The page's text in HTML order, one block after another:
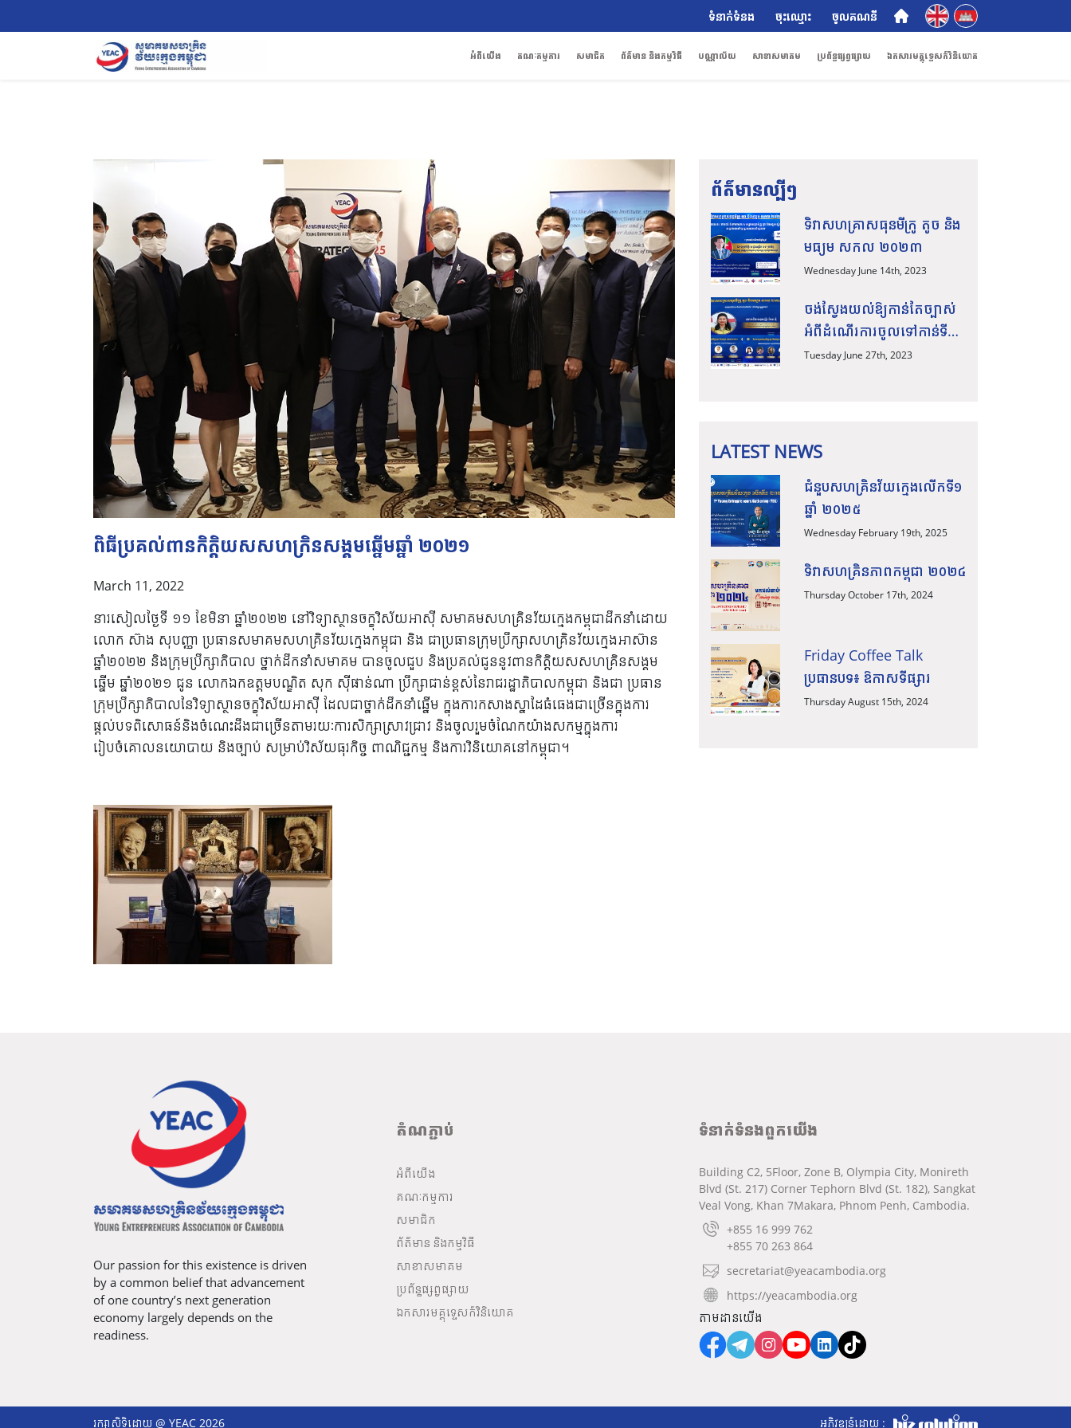
ទំនាក់ទំនង ចុះឈ្មោះ ចូលគណនី Englishភាសាខ្មែរ
អំពីយើង គណៈកម្មការ សមាជិក ព័ត៌មាន និងកម្មវិធី បណ្ណាល័យ សាខាសមាគម ប្រព័ន្ធផ្សព្វផ្សាយ ឯកសារមគ្គុទ្ទេសក៍វិនិយោគ
ពិធីប្រគល់ពានកិត្តិយសសហក្រិនសង្គមឆ្នើមឆ្នាំ​ ២០២១
March 11, 2022
នារសៀលថ្ងៃទី ១១ ខែមិនា ឆ្នាំ២០២២ នៅវិទ្យាស្ថានចក្ខុវិស័យអាស៊ី សមាគមសហគ្រិនវ័យក្មេងកម្ពុជាដឹកនាំដោយ
លោក ស៊ាង សុបញ្ញា ប្រធានសមាគមសហគ្រិនវ័យក្មេងកម្ពុជា និង ជាប្រធានក្រុមប្រឹក្សាសហគ្រិនវ័យក្មេងអាស៊ាន
ឆ្នាំ២០២២ និងក្រុមប្រឹក្សាភិបាល ថ្នាក់ដឹកនាំសមាគម បានចូលជួប និងប្រគល់ជូននូវពានកិត្តិយសសហគ្រិនសង្គម
ឆ្នើម ឆ្នាំ២០២១ ជូន លោកឯកឧត្តមបណ្ឌិត សុក ស៊ីផាន់ណា ប្រឹក្សាជាន់ខ្ពស់នៃរាជរដ្ឋាភិបាលកម្ពុជា និងជា ប្រធាន
ក្រុមប្រឹក្សាភិបាលនៃវិទ្យាស្ថានចក្ខុវិស័យអាស៊ី ដែលជាថ្នាក់ដឹកនាំឆ្នើម ក្នុងការកសាងស្នាដៃធំធេងជាច្រើនក្នុងការ
ផ្តល់បទពិសោធន៍និងចំណេះដឹងជាច្រើនតាមរយៈការសិក្សាស្រាវជ្រាវ និងចូលរួមចំណែកយ៉ាងសកម្មក្នុងការ
រៀបចំគោលនយោបាយ និងច្បាប់ សម្រាប់វិស័យធុរកិច្ច ពាណិជ្ជកម្ម និងការវិនិយោគនៅកម្ពុជា។
ព័ត៌មានល្បីៗ
ទិវាសហគ្រាសធុនមីក្រូ តូច និង
មធ្យម សកល ២០២៣
Wednesday June 14th, 2023
ចង់ស្វែងយល់ឱ្យកាន់តែច្បាស់
អំពីដំណើរការចូលទៅកាន់ទី
ផ្សារក្នុងស្រុក និងទីផ្សារ
Tuesday June 27th, 2023
LATEST NEWS
ជំនួបសហគ្រិនវ័យក្មេងលើកទី១
ឆ្នាំ ២០២៥
Wednesday February 19th, 2025
ទិវាសហគ្រិនភាពកម្ពុជា ២០២៤
Thursday October 17th, 2024
Friday Coffee Talk
ប្រធានបទ៖ ឱកាសទីផ្សារ
Thursday August 15th, 2024
Our passion for this existence is driven
by a common belief that advancement
of one country’s next generation
economy largely depends on the
readiness.
តំណភ្ជាប់
អំពីយើង
គណៈកម្មការ
សមាជិក
ព័ត៌មាន និងកម្មវិធី
សាខាសមាគម
ប្រព័ន្ធផ្សព្វផ្សាយ
ឯកសារមគ្គុទ្ទេសក៍វិនិយោគ
ទំនាក់ទំនងពួកយើង
Building C2, 5Floor, Zone B, Olympia City, Monireth
Blvd (St. 217) Corner Tephorn Blvd (St. 182), Sangkat
Veal Vong, Khan 7Makara, Phnom Penh, Cambodia.
+855 16 999 762
+855 70 263 864
secretariat@yeacambodia.org
https://yeacambodia.org
តាមដានយើង
រក្សាសិទ្ធិដោយ @ YEAC 2026 អភិវឌ្ឍន៍ដោយ :